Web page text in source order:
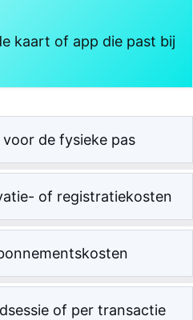
kaart of app die past bij
de fysieke pas
of registratiekosten
of per transactie